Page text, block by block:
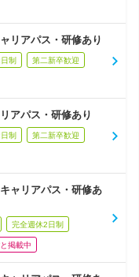
リアパス・研修あり
制 第二新卒歓迎
アパス・研修あり
制 第二新卒歓迎
ャリアパス・研修あ
完全週休2日制
掲載中